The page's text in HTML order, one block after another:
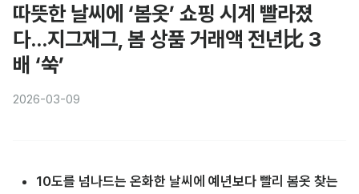
따뜻한 날씨에 ‘봄옷’ 쇼핑 시계 빨라졌
다...지그재그, 봄 상품 거래액 전년比 3
배 ‘쑥’
2026-03-09
10도를 넘나드는 온화한 날씨에 예년보다 빨리 봄옷 찾는